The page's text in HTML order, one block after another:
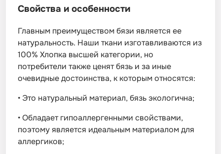
Свойства и особенности
Главным преимуществом бязи является ее
натуральность. Наши ткани изготавливаются из
100% Хлопка высшей категории, но
потребители также ценят бязь и за иные
очевидные достоинства, к которым относятся:
• Это натуральный материал, бязь экологична;
•Обладает гипоаллергенными свойствами,
поэтому является идеальным материалом для
аллергиков;